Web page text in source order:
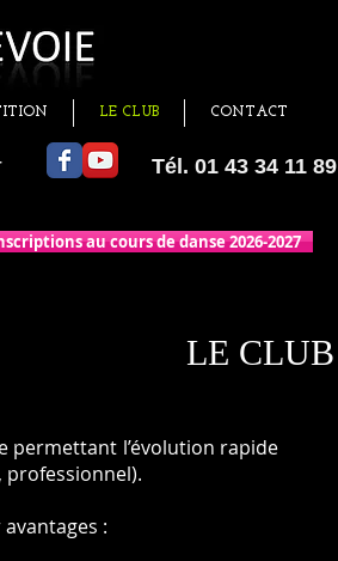
LE CLUB CONTACT
Tél. 01 43 34 11 89
au cours de danse 2026-2027
LE CLUB
permettant l’évolution rapide
professionnel).
: